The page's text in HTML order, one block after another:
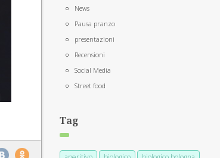
News
Pausa pranzo
presentazioni
Recensioni
Social Media
Street food
Tag